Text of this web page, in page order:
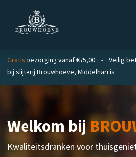
Gratis bezorging vanaf €75,00 - Veilig
bij slijterij Brouwhoeve, Middelharnis
Welkom bij
Kwaliteitsdranken voor